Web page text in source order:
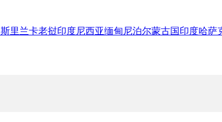
斯里兰卡老挝印度尼西亚缅甸尼泊尔蒙古国印度哈萨